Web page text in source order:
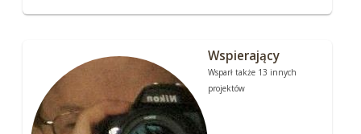
Wspierający
Wsparł także 13 innych
projektów